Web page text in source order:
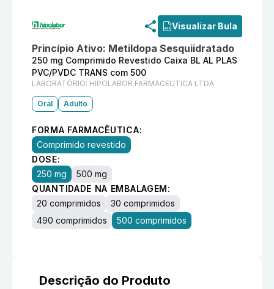
Visualizar Bula
Princípio Ativo: Metildopa Sesquiidratado
250 mg Comprimido Revestido Caixa BL AL PLAS
PVC/PVDC TRANS com 500
LABORATÓRIO: HIPOLABOR FARMACEUTICA LTDA
Oral Adulto
FORMA FARMACÊUTICA:
Comprimido revestido
DOSE:
250 mg
500 mg
QUANTIDADE NA EMBALAGEM:
20 comprimidos
30 comprimidos
490 comprimidos
500 comprimidos
Descrição do Produto